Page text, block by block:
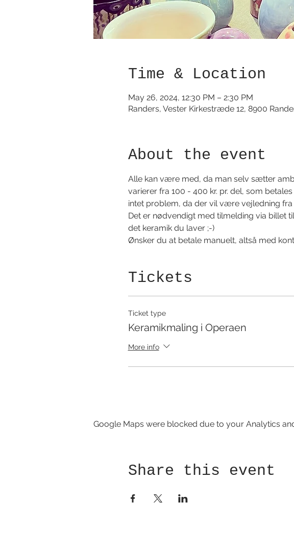
Time & Location
May 26, 2024, 12:30 PM – 2:30 PM
Randers, Vester Kirkestræde 12, 8900
About the event
Alle kan være med, da man selv sætter
varierer fra 100 - 400 kr. pr. del, som
intet problem, da der vil være vejledning fra
Det er nødvendigt med tilmelding via billet
det keramik du laver ;-)
Ønsker du at betale manuelt, altså med
Tickets
Ticket type
Keramikmaling i Operaen
More info
Google Maps were blocked due to your Analytics
Share this event